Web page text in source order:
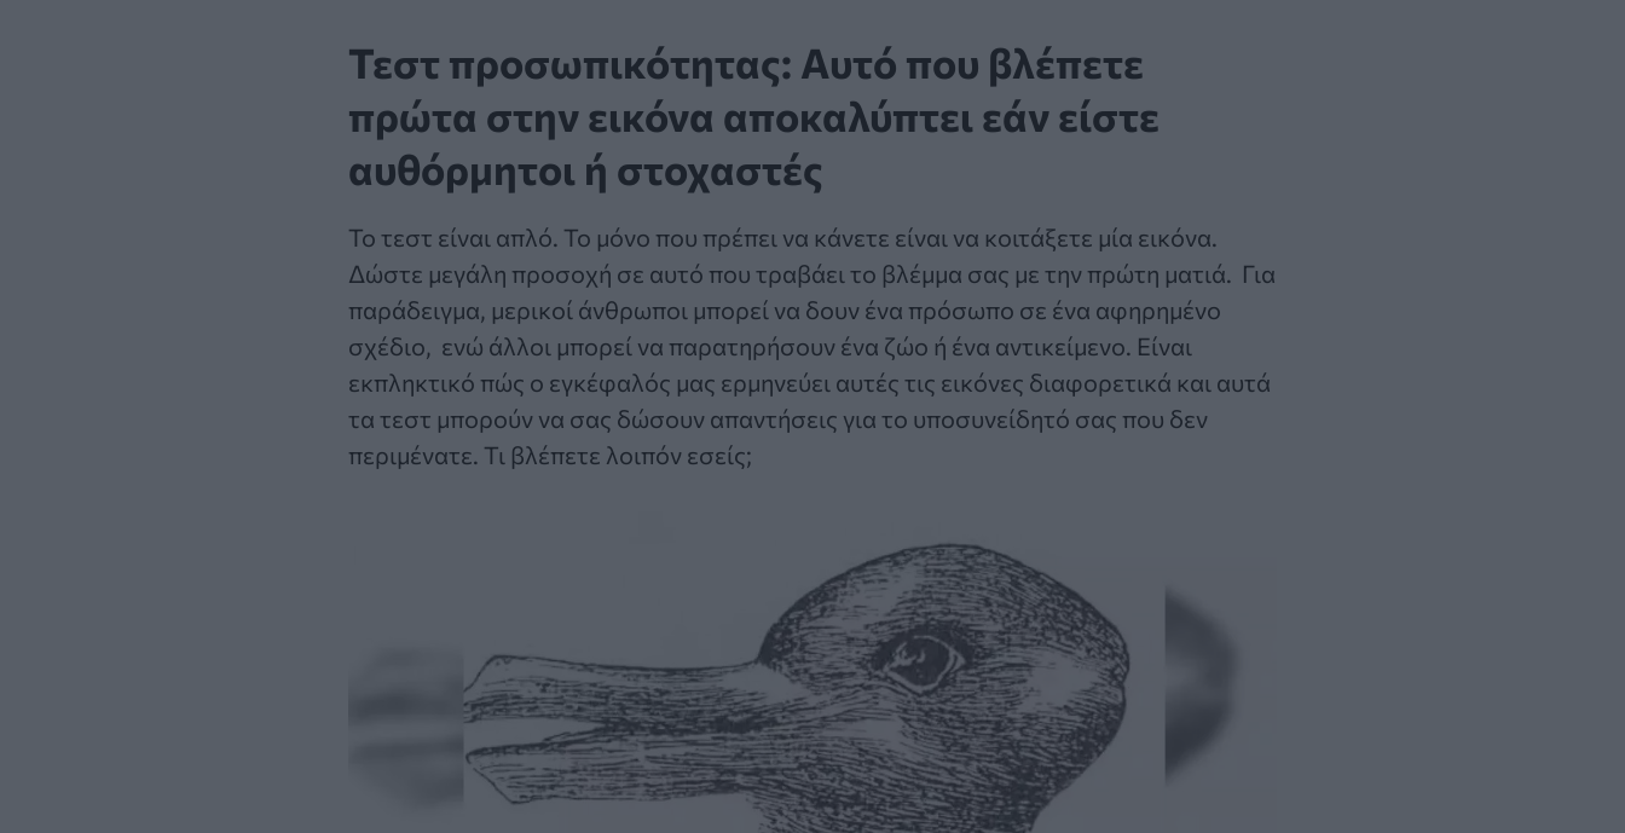
Τεστ προσωπικότητας: Αυτό που βλέπετε
πρώτα στην εικόνα αποκαλύπτει εάν είστε
αυθόρμητοι ή στοχαστές
Το τεστ είναι απλό. Το μόνο που πρέπει να κάνετε είναι να κοιτάξετε μία εικόνα.
Δώστε μεγάλη προσοχή σε αυτό που τραβάει το βλέμμα σας με την πρώτη ματιά. Για
παράδειγμα, μερικοί άνθρωποι μπορεί να δουν ένα πρόσωπο σε ένα αφηρημένο
σχέδιο, ενώ άλλοι μπορεί να παρατηρήσουν ένα ζώο ή ένα αντικείμενο. Είναι
εκπληκτικό πώς ο εγκέφαλός μας ερμηνεύει αυτές τις εικόνες διαφορετικά και αυτά
τα τεστ μπορούν να σας δώσουν απαντήσεις για το υποσυνείδητό σας που δεν
περιμένατε. Τι βλέπετε λοιπόν εσείς;